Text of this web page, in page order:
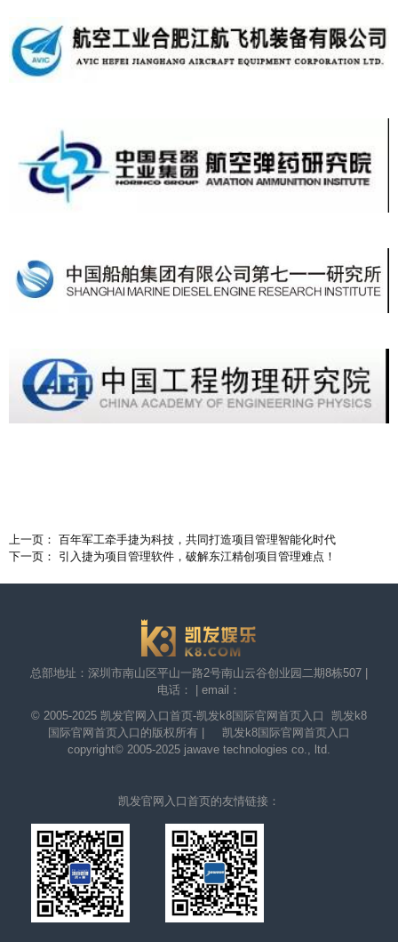
上一页： 百年军工牵手捷为科技，共同打造项目管理智能化时代
下一页： 引入捷为项目管理软件，破解东江精创项目管理难点！
总部地址：深圳市南山区平山一路2号南山云谷创业园二期8栋507 |
电话： | email：
© 2005-2025 凯发官网入口首页-凯发k8国际官网首页入口
凯发k8
国际官网首页入口的版权所有 | 凯发k8国际官网首页入口
copyright© 2005-2025 jawave technologies co., ltd.
凯发官网入口首页的友情链接：